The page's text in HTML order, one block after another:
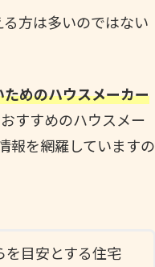
方は多いのではない
めのハウスメーカー
すすめのハウスメー
報を網羅していますの
目安とする住宅